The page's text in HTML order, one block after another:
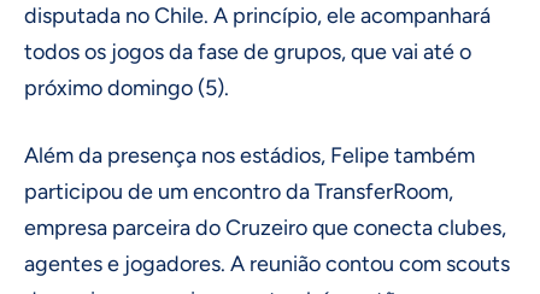
disputada no Chile. A princípio, ele acompanhará
todos os jogos da fase de grupos, que vai até o
próximo domingo (5).
Além da presença nos estádios, Felipe também
participou de um encontro da TransferRoom,
empresa parceira do Cruzeiro que conecta clubes,
agentes e jogadores. A reunião contou com scouts